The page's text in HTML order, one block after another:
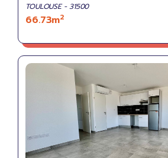
TOULOUSE - 31500
66.73m2